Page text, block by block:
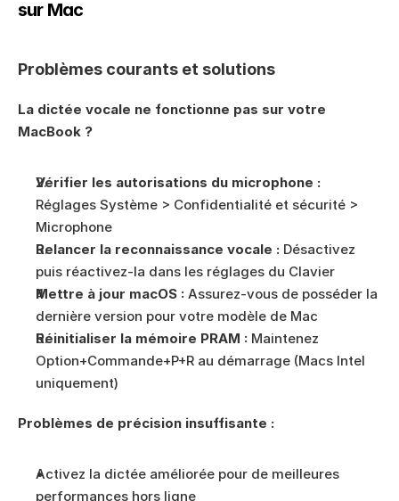
sur Mac
Problèmes courants et solutions
La dictée vocale ne fonctionne pas sur votre
MacBook ?
Vérifier les autorisations du microphone :
Réglages Système > Confidentialité et sécurité >
Microphone
Relancer la reconnaissance vocale : Désactivez
puis réactivez-la dans les réglages du Clavier
Mettre à jour macOS : Assurez-vous de posséder la
dernière version pour votre modèle de Mac
Réinitialiser la mémoire PRAM : Maintenez
Option+Commande+P+R au démarrage (Macs Intel
uniquement)
Problèmes de précision insuffisante :
Activez la dictée améliorée pour de meilleures
performances hors ligne